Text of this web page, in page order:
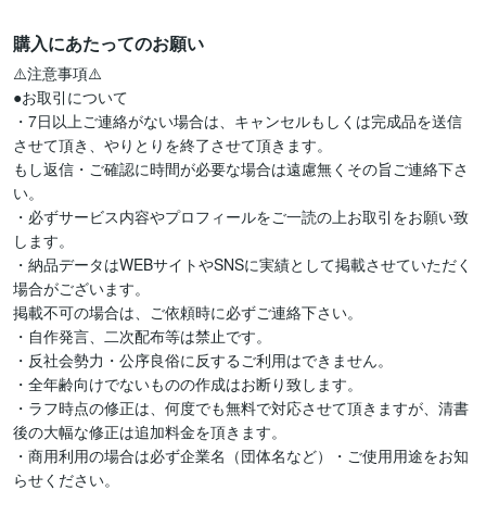
購入にあたってのお願い
⚠️注意事項⚠️
●お取引について
・7日以上ご連絡がない場合は、キャンセルもしくは完成品を送信
させて頂き、やりとりを終了させて頂きます。
もし返信・ご確認に時間が必要な場合は遠慮無くその旨ご連絡下さ
い。
・必ずサービス内容やプロフィールをご一読の上お取引をお願い致
します。
・納品データはWEBサイトやSNSに実績として掲載させていただく
場合がございます。
掲載不可の場合は、ご依頼時に必ずご連絡下さい。
・自作発言、二次配布等は禁止です。
・反社会勢力・公序良俗に反するご利用はできません。
・全年齢向けでないものの作成はお断り致します。
・ラフ時点の修正は、何度でも無料で対応させて頂きますが、清書
後の大幅な修正は追加料金を頂きます。
・商用利用の場合は必ず企業名（団体名など）・ご使用用途をお知
らせください。